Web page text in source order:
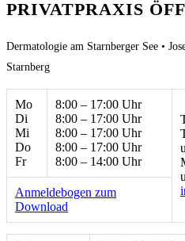
PRIVATPRAXIS
Dermatologie am Starnberger See •
Starnberg
Mo
Di
Mi
Do
Fr
8:00 – 17:00 Uhr
8:00 – 17:00 Uhr
8:00 – 17:00 Uhr
8:00 – 17:00 Uhr
8:00 – 14:00 Uhr
Anmeldebogen zum
Download